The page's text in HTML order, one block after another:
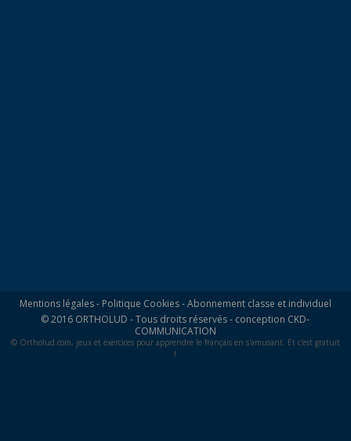
Mentions légales- Politique Cookies-Abonnement classe et individuel
© 2016 ORTHOLUD - Tous droits réservés - conception CKD-
COMMUNICATION
© Ortholud.com, jeux et exercices pour apprendre le français en s'amusant. Et c'est gratuit
!